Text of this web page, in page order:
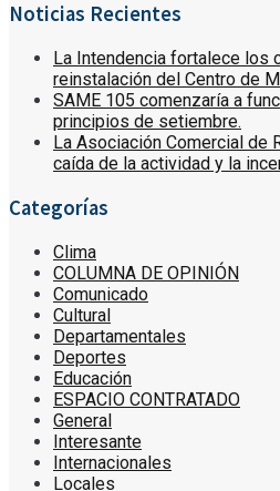
Noticias Recientes
La Intendencia fortalece los
reinstalación del Centro de
SAME 105 comenzaría a
principios de setiembre.
La Asociación Comercial de
caída de la actividad y la
Categorías
Clima
COLUMNA DE OPINIÓN
Comunicado
Cultural
Departamentales
Deportes
Educación
ESPACIO CONTRATADO
General
Interesante
Internacionales
Locales